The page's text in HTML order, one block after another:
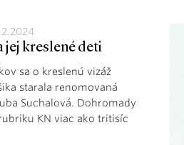
jej kreslené deti
sa o kreslenú vizáž
starala renomovaná
Suchalová. Dohromady
KN viac ako tritisíc